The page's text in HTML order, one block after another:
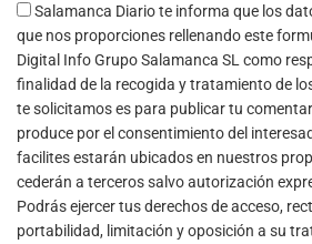
Salamanca Diario te informa que los
que nos proporciones rellenando este
Digital Info Grupo Salamanca SL como
finalidad de la recogida y tratamiento de
te solicitamos es para publicar tu
produce por el consentimiento del
facilites estarán ubicados en nuestros
cederán a terceros salvo autorización
Podrás ejercer tus derechos de acceso,
portabilidad, limitación y oposición a su